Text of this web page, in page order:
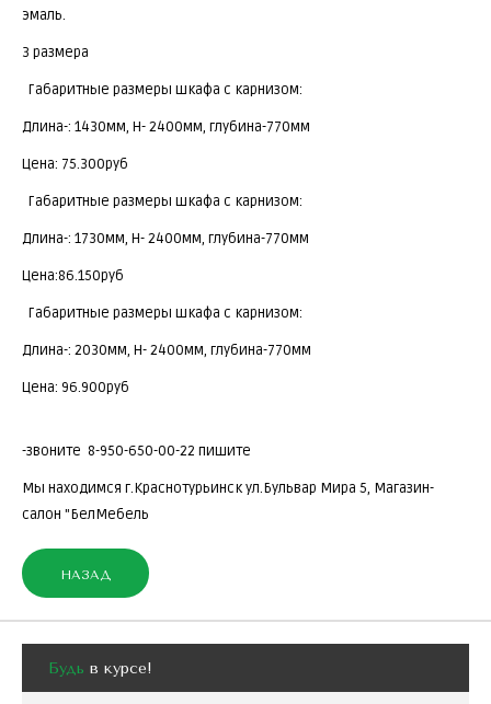
эмаль.
3 размера
Габаритные размеры шкафа с карнизом:
Длина-: 1430мм, Н- 2400мм, глубина-770мм
Цена: 75.300руб
Габаритные размеры шкафа с карнизом:
Длина-: 1730мм, Н- 2400мм, глубина-770мм
Цена:86.150руб
Габаритные размеры шкафа с карнизом:
Длина-: 2030мм, Н- 2400мм, глубина-770мм
Цена: 96.900руб
-звоните 8-950-650-00-22 пишите
Мы находимся г.Краснотурьинск ул.Бульвар Мира 5, Магазин-
салон "БелМебель
Будь в курсе!